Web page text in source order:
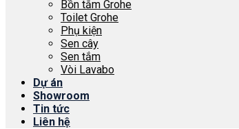
Bồn tắm Grohe
Toilet Grohe
Phụ kiện
Sen cây
Sen tắm
Vòi Lavabo
Dự án
Showroom
Tin tức
Liên hệ